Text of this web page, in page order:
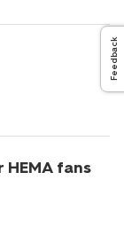
HEMA fans
Feedback